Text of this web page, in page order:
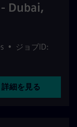
Dubai,
•
ジョブID:
詳細を見る